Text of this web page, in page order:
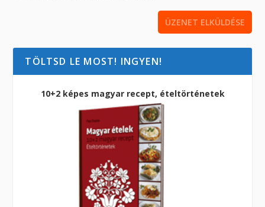
TÖLTSD LE MOST! INGYEN!
10+2 képes magyar recept, ételtörténetek